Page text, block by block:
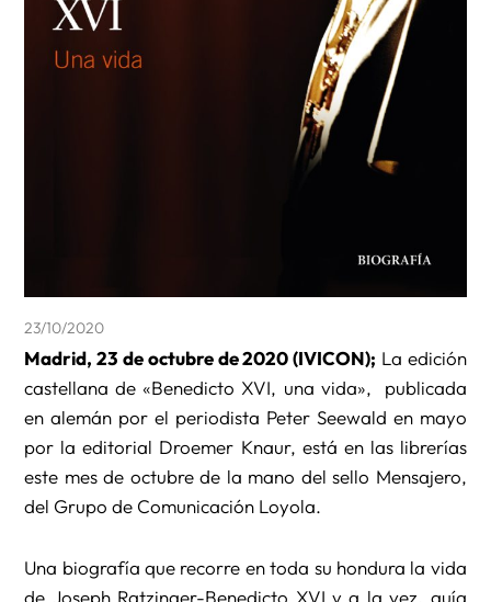
23/10/2020
Madrid, 23 de octubre de 2020 (IVICON); La edición
castellana de «Benedicto XVI, una vida», publicada
en alemán por el periodista Peter Seewald en mayo
por la editorial Droemer Knaur, está en las librerías
este mes de octubre de la mano del sello Mensajero,
del Grupo de Comunicación Loyola.
Una biografía que recorre en toda su hondura la vida